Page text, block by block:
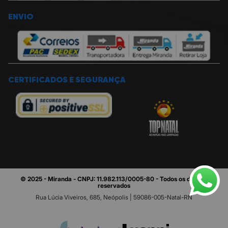
ENVIO
CERTIFICADOS E SEGURANÇA
© 2025 - Miranda - CNPJ: 11.982.113/0005-80 - Todos os direitos
reservados
Rua Lúcia Viveiros, 685, Neópolis | 59086-005-Natal-RN